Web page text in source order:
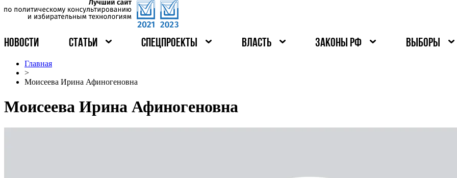
НОВОСТИ СТАТЬИ СПЕЦПРОЕКТЫ ВЛАСТЬ ЗАКОНЫ РФ ВЫБОРЫ
Главная
>
Моисеева Ирина Афиногеновна
Моисеева Ирина Афиногеновна